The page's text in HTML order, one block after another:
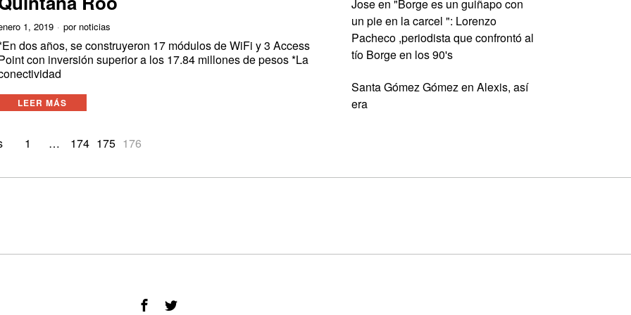
1, 2019 por noticias
dos años, se construyeron 17 módulos de WiFi y 3 Access
con inversión superior a los 17.84 millones de pesos *La
LEER MÁS
1 … 174 175 176
Joseen "Borge es un guiñapo con
un pie en la carcel ": Lorenzo
Pacheco ,periodista que confrontó al
tío Borge en los 90's
Santa Gómez Gómezen Alexis, así
era